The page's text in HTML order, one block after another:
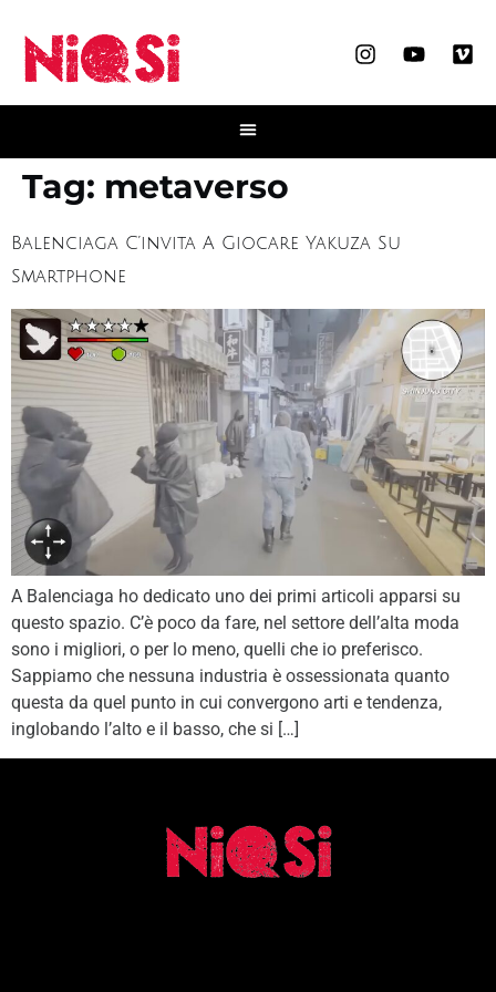
Tag: metaverso
Balenciaga C’invita A Giocare Yakuza Su
Smartphone
A Balenciaga ho dedicato uno dei primi articoli apparsi su
questo spazio. C’è poco da fare, nel settore dell’alta moda
sono i migliori, o per lo meno, quelli che io preferisco.
Sappiamo che nessuna industria è ossessionata quanto
questa da quel punto in cui convergono arti e tendenza,
inglobando l’alto e il basso, che si […]